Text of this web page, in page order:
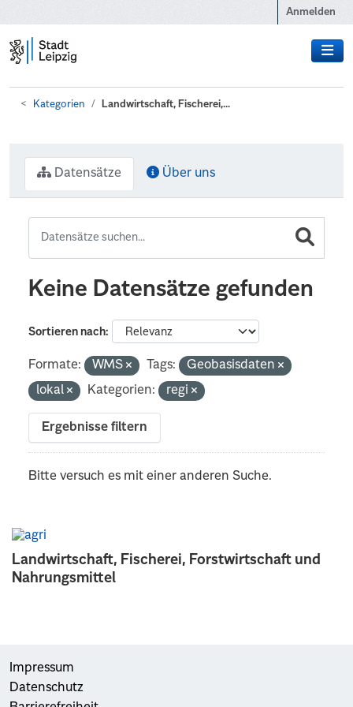
Anmelden
Kategorien Landwirtschaft, Fischerei,...
Landwirtschaft, Fischerei, Forstwirtschaft und
Nahrungsmittel
Datensätze Über uns
Keine Datensätze gefunden
Sortieren nach
Formate: WMS Tags:
Geobasisdaten
lokal
Kategorien: regi
Ergebnisse filtern
Bitte versuch es mit einer anderen Suche.
Impressum
Datenschutz